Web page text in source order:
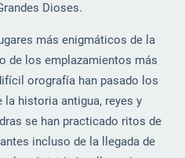
Dioses.
más enigmáticos de la
de los emplazamientos más
orografía han pasado los
la historia antigua, reyes y
se han practicado ritos de
incluso de la llegada de